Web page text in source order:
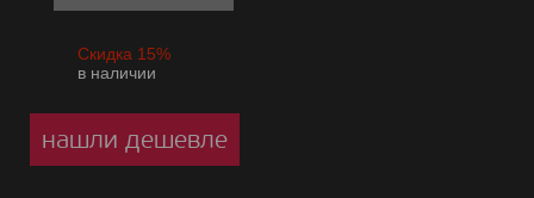
Скидка 15%
в наличии
нашли дешевле